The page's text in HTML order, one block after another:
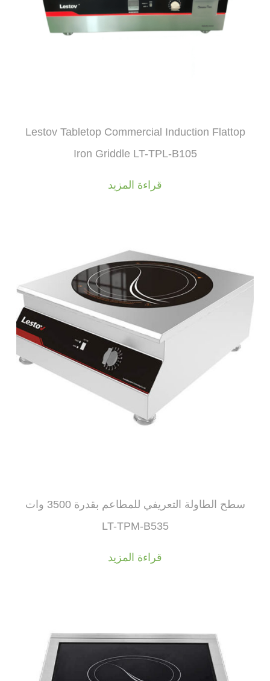
Lestov Tabletop Commercial Induction Flattop
Iron Griddle LT-TPL-B105
قراءة المزيد
سطح الطاولة التعريفي للمطاعم بقدرة 3500 وات
LT-TPM-B535
قراءة المزيد